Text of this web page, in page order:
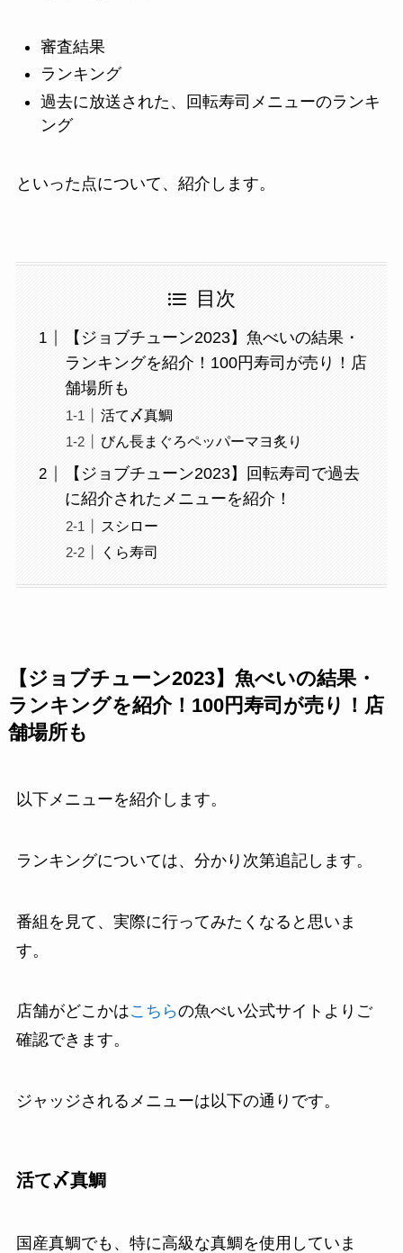
審査結果
ランキング
過去に放送された、回転寿司メニューのランキ
ング
といった点について、紹介します。
目次
【ジョブチューン2023】魚べいの結果・
ランキングを紹介！100円寿司が売り！店
舗場所も
活て〆真鯛
びん長まぐろペッパーマヨ炙り
【ジョブチューン2023】回転寿司で過去
に紹介されたメニューを紹介！
スシロー
くら寿司
【ジョブチューン2023】魚べいの結果・
ランキングを紹介！100円寿司が売り！店
舗場所も
以下メニューを紹介します。
ランキングについては、分かり次第追記します。
番組を見て、実際に行ってみたくなると思いま
す。
店舗がどこかはこちらの魚べい公式サイトよりご
確認できます。
ジャッジされるメニューは以下の通りです。
活て〆真鯛
国産真鯛でも、特に高級な真鯛を使用していま